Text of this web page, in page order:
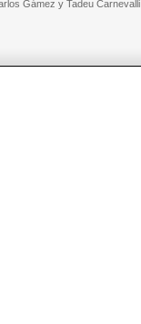
Gámez y Tadeu Carnevalli